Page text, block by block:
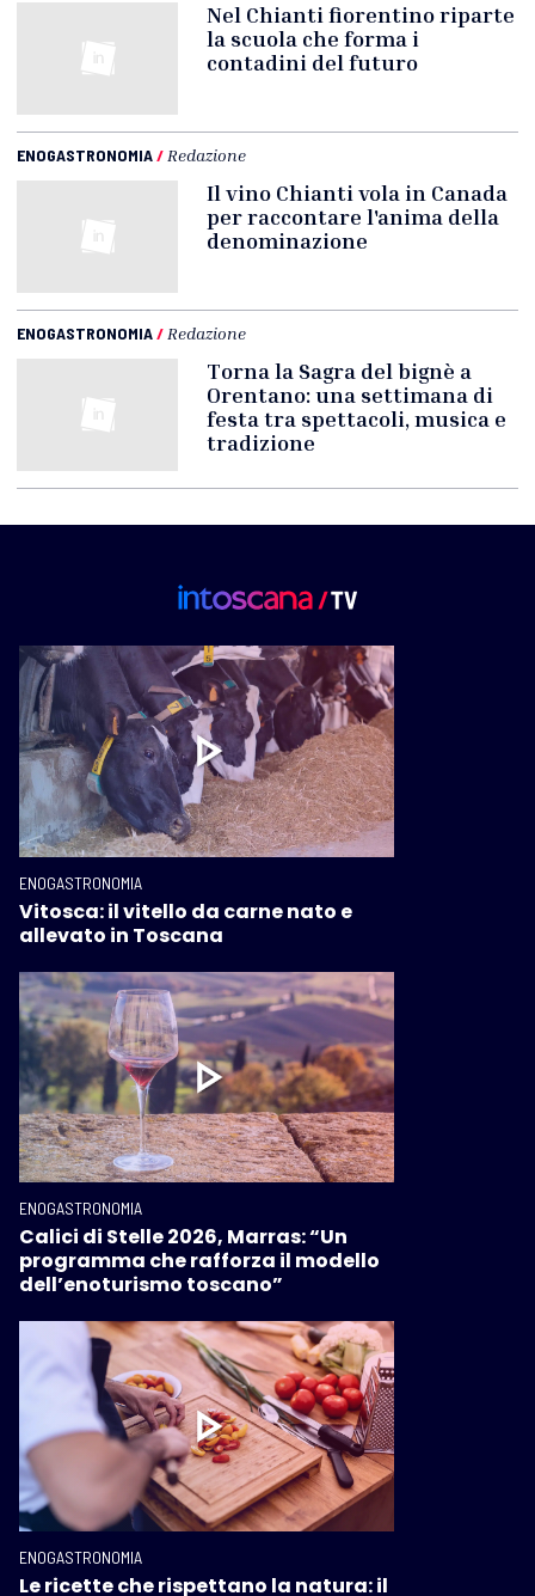
Nel Chianti fiorentino riparte
la scuola che forma i
contadini del futuro
ENOGASTRONOMIA/ Redazione
Il vino Chianti vola in Canada
per raccontare l'anima della
denominazione
ENOGASTRONOMIA/ Redazione
Torna la Sagra del bignè a
Orentano: una settimana di
festa tra spettacoli, musica e
tradizione
ENOGASTRONOMIA
Vitosca: il vitello da carne nato e
allevato in Toscana
ENOGASTRONOMIA
Calici di Stelle 2026, Marras: “Un
programma che rafforza il modello
dell’enoturismo toscano”
ENOGASTRONOMIA
Le ricette che rispettano la natura: il